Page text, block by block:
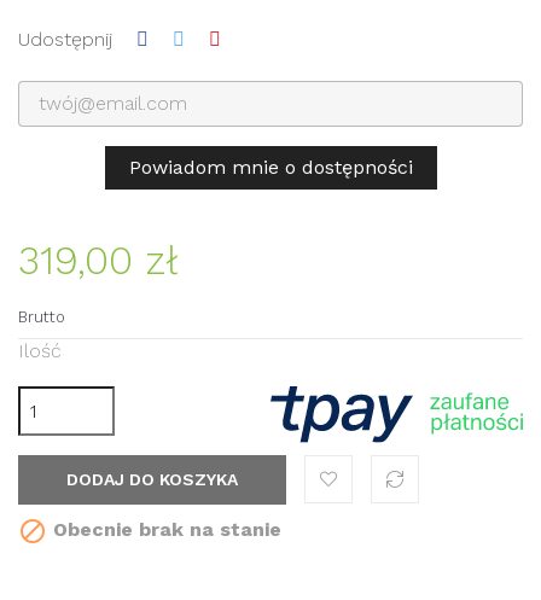
Udostępnij
Powiadom mnie o dostępności
319,00 zł
Brutto
Ilość
DODAJ DO KOSZYKA
 Obecnie brak na stanie